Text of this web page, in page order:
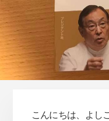
こんにちは、よし